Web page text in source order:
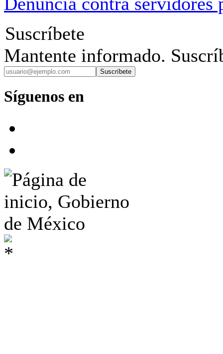
Suscríbete
Mantente informado.
Suscríbete
Síguenos en